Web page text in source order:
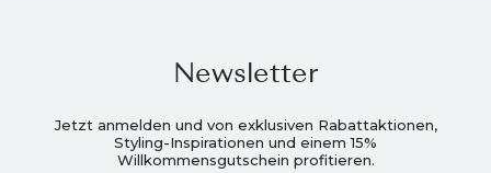
Newsletter
Jetzt anmelden und von exklusiven Rabattaktionen,
Styling-Inspirationen und einem 15%
Willkommensgutschein profitieren.